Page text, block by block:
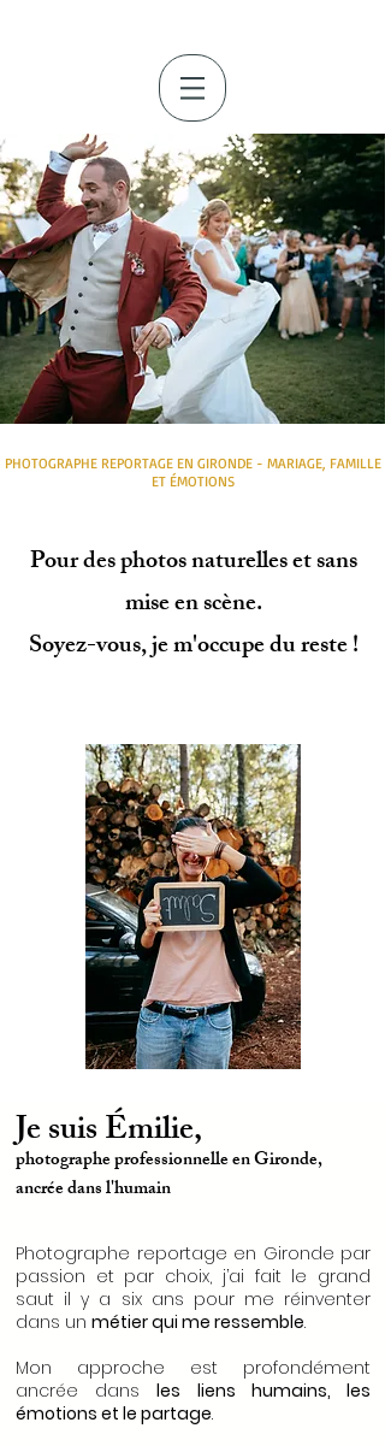
PHOTOGRAPHE REPORTAGE EN GIRONDE - MARIAGE, FAMILLE
ET ÉMOTIONS
Pour des photos naturelles et sans
mise en scène.
Soyez-vous, je m'occupe du reste !
Je suis Émilie,
photographe professionnelle en Gironde,
ancrée dans l'humain
Photographe reportage en Gironde par
passion et par choix, j’ai fait le grand
saut il y a six ans pour me réinventer
dans un métier qui me ressemble.
Mon approche est profondément
ancrée dansles liens humains, les
émotions et le partage.